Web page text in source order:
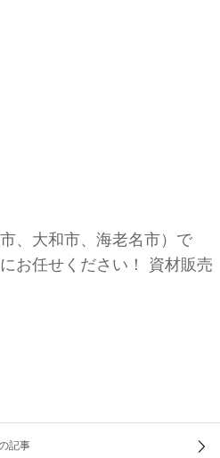
、大和市、海老名市）で
お任せください！ 資材販売
記事